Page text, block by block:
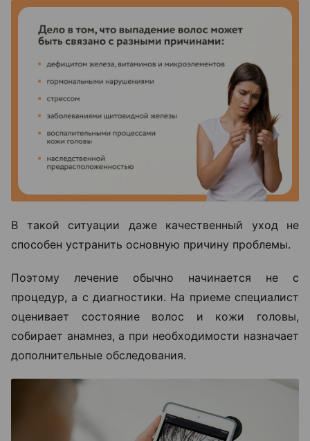
В такой ситуации даже качественный уход не
способен устранить основную причину проблемы.
Поэтому лечение обычно начинается не с
процедур, а с диагностики. На приеме специалист
оценивает состояние волос и кожи головы,
собирает анамнез, а при необходимости назначает
дополнительные обследования.